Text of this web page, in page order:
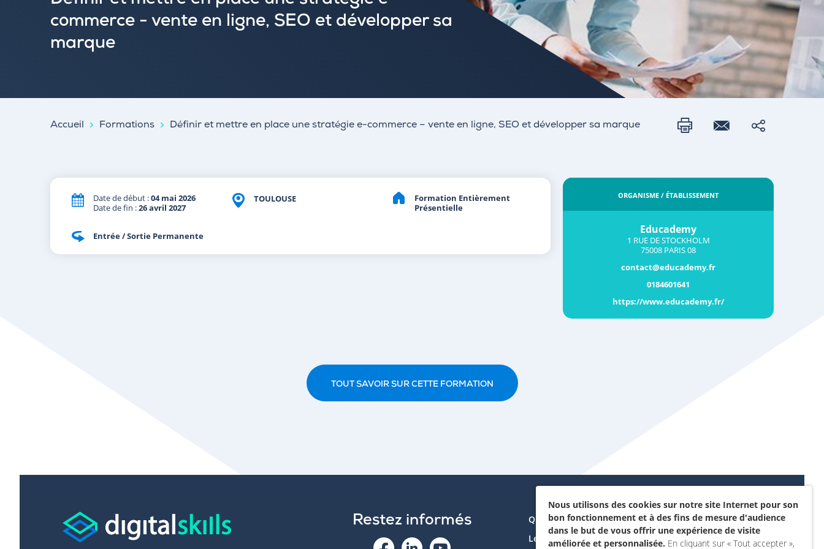
commerce - vente en ligne, SEO et développer sa
marque
Accueil Formations Définir et mettre en place une stratégie e-commerce – vente en ligne, SEO et développer sa marque
Date de début :04 mai 2026
Date de fin :26 avril 2027
TOULOUSE
Formation Entièrement
Présentielle
Entrée / Sortie Permanente
ORGANISME / ÉTABLISSEMENT
Educademy
1 RUE DE STOCKHOLM
75008 PARIS 08
contact@educademy.fr
0184601641
https://www.educademy.fr/
TOUT SAVOIR SUR CETTE FORMATION
Restez informés
Qui sommes-nous ?
Le projet
Données personnelles et
cookies
Nous utilisons des cookies sur notre site Internet pour son
bon fonctionnement et à des fins de mesure d'audience
dans le but de vous offrir une expérience de visite
améliorée et personnalisée. En cliquant sur « Tout accepter »,